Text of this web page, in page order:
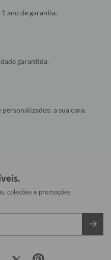
ano de garantia.
garantida.
a sua cara.
coleções e promoções